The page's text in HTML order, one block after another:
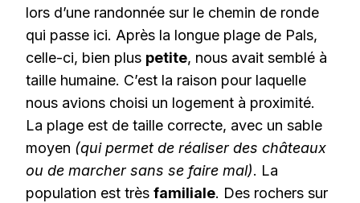
lors d’une randonnée sur le chemin de ronde
qui passe ici. Après la longue plage de Pals,
celle-ci, bien plus petite, nous avait semblé à
taille humaine. C’est la raison pour laquelle
nous avions choisi un logement à proximité.
La plage est de taille correcte, avec un sable
moyen (qui permet de réaliser des châteaux
ou de marcher sans se faire mal). La
population est très familiale. Des rochers sur